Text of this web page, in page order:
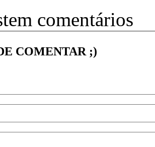
comentários
COMENTAR ;)